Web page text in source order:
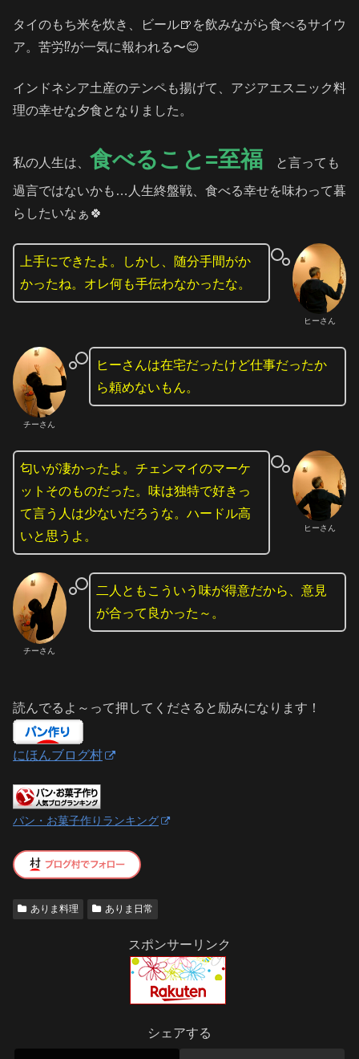
タイのもち米を炊き、ビール🍺を飲みながら食べるサイウ
ア。苦労⁉️が一気に報われる〜😊
インドネシア土産のテンペも揚げて、アジアエスニック料
理の幸せな夕食となりました。
私の人生は、 食べること=至福 と言っても
過言ではないかも…人生終盤戦、食べる幸せを味わって暮
らしたいなぁ🍀
ヒーさん
上手にできたよ。しかし、随分手間がか
かったね。オレ何も手伝わなかったな。
チーさん
ヒーさんは在宅だったけど仕事だったか
ら頼めないもん。
ヒーさん
匂いが凄かったよ。チェンマイのマーケ
ットそのものだった。味は独特で好きっ
て言う人は少ないだろうな。ハードル高
いと思うよ。
チーさん
二人ともこういう味が得意だから、意見
が合って良かった～。
読んでるよ～って押してくださると励みになります！
にほんブログ村
パン・お菓子作りランキング
ありま料理 ありま日常
スポンサーリンク
シェアする